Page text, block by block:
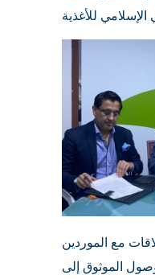
مع الموردين
الموثوق إلى